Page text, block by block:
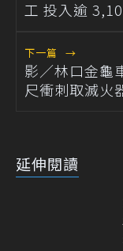
工 投入逾
下一篇 →
影／林口金龜
尺衝刺取滅火
延伸閱讀